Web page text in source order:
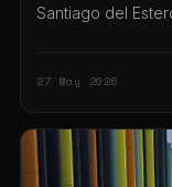
Santiago del
del Bicentenario,
tecnológicos […]
27 May 2026